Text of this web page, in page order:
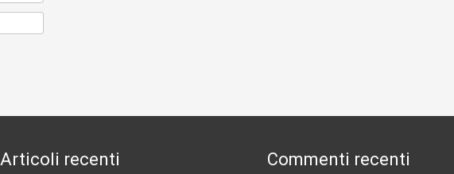
Articoli recenti Commenti recenti